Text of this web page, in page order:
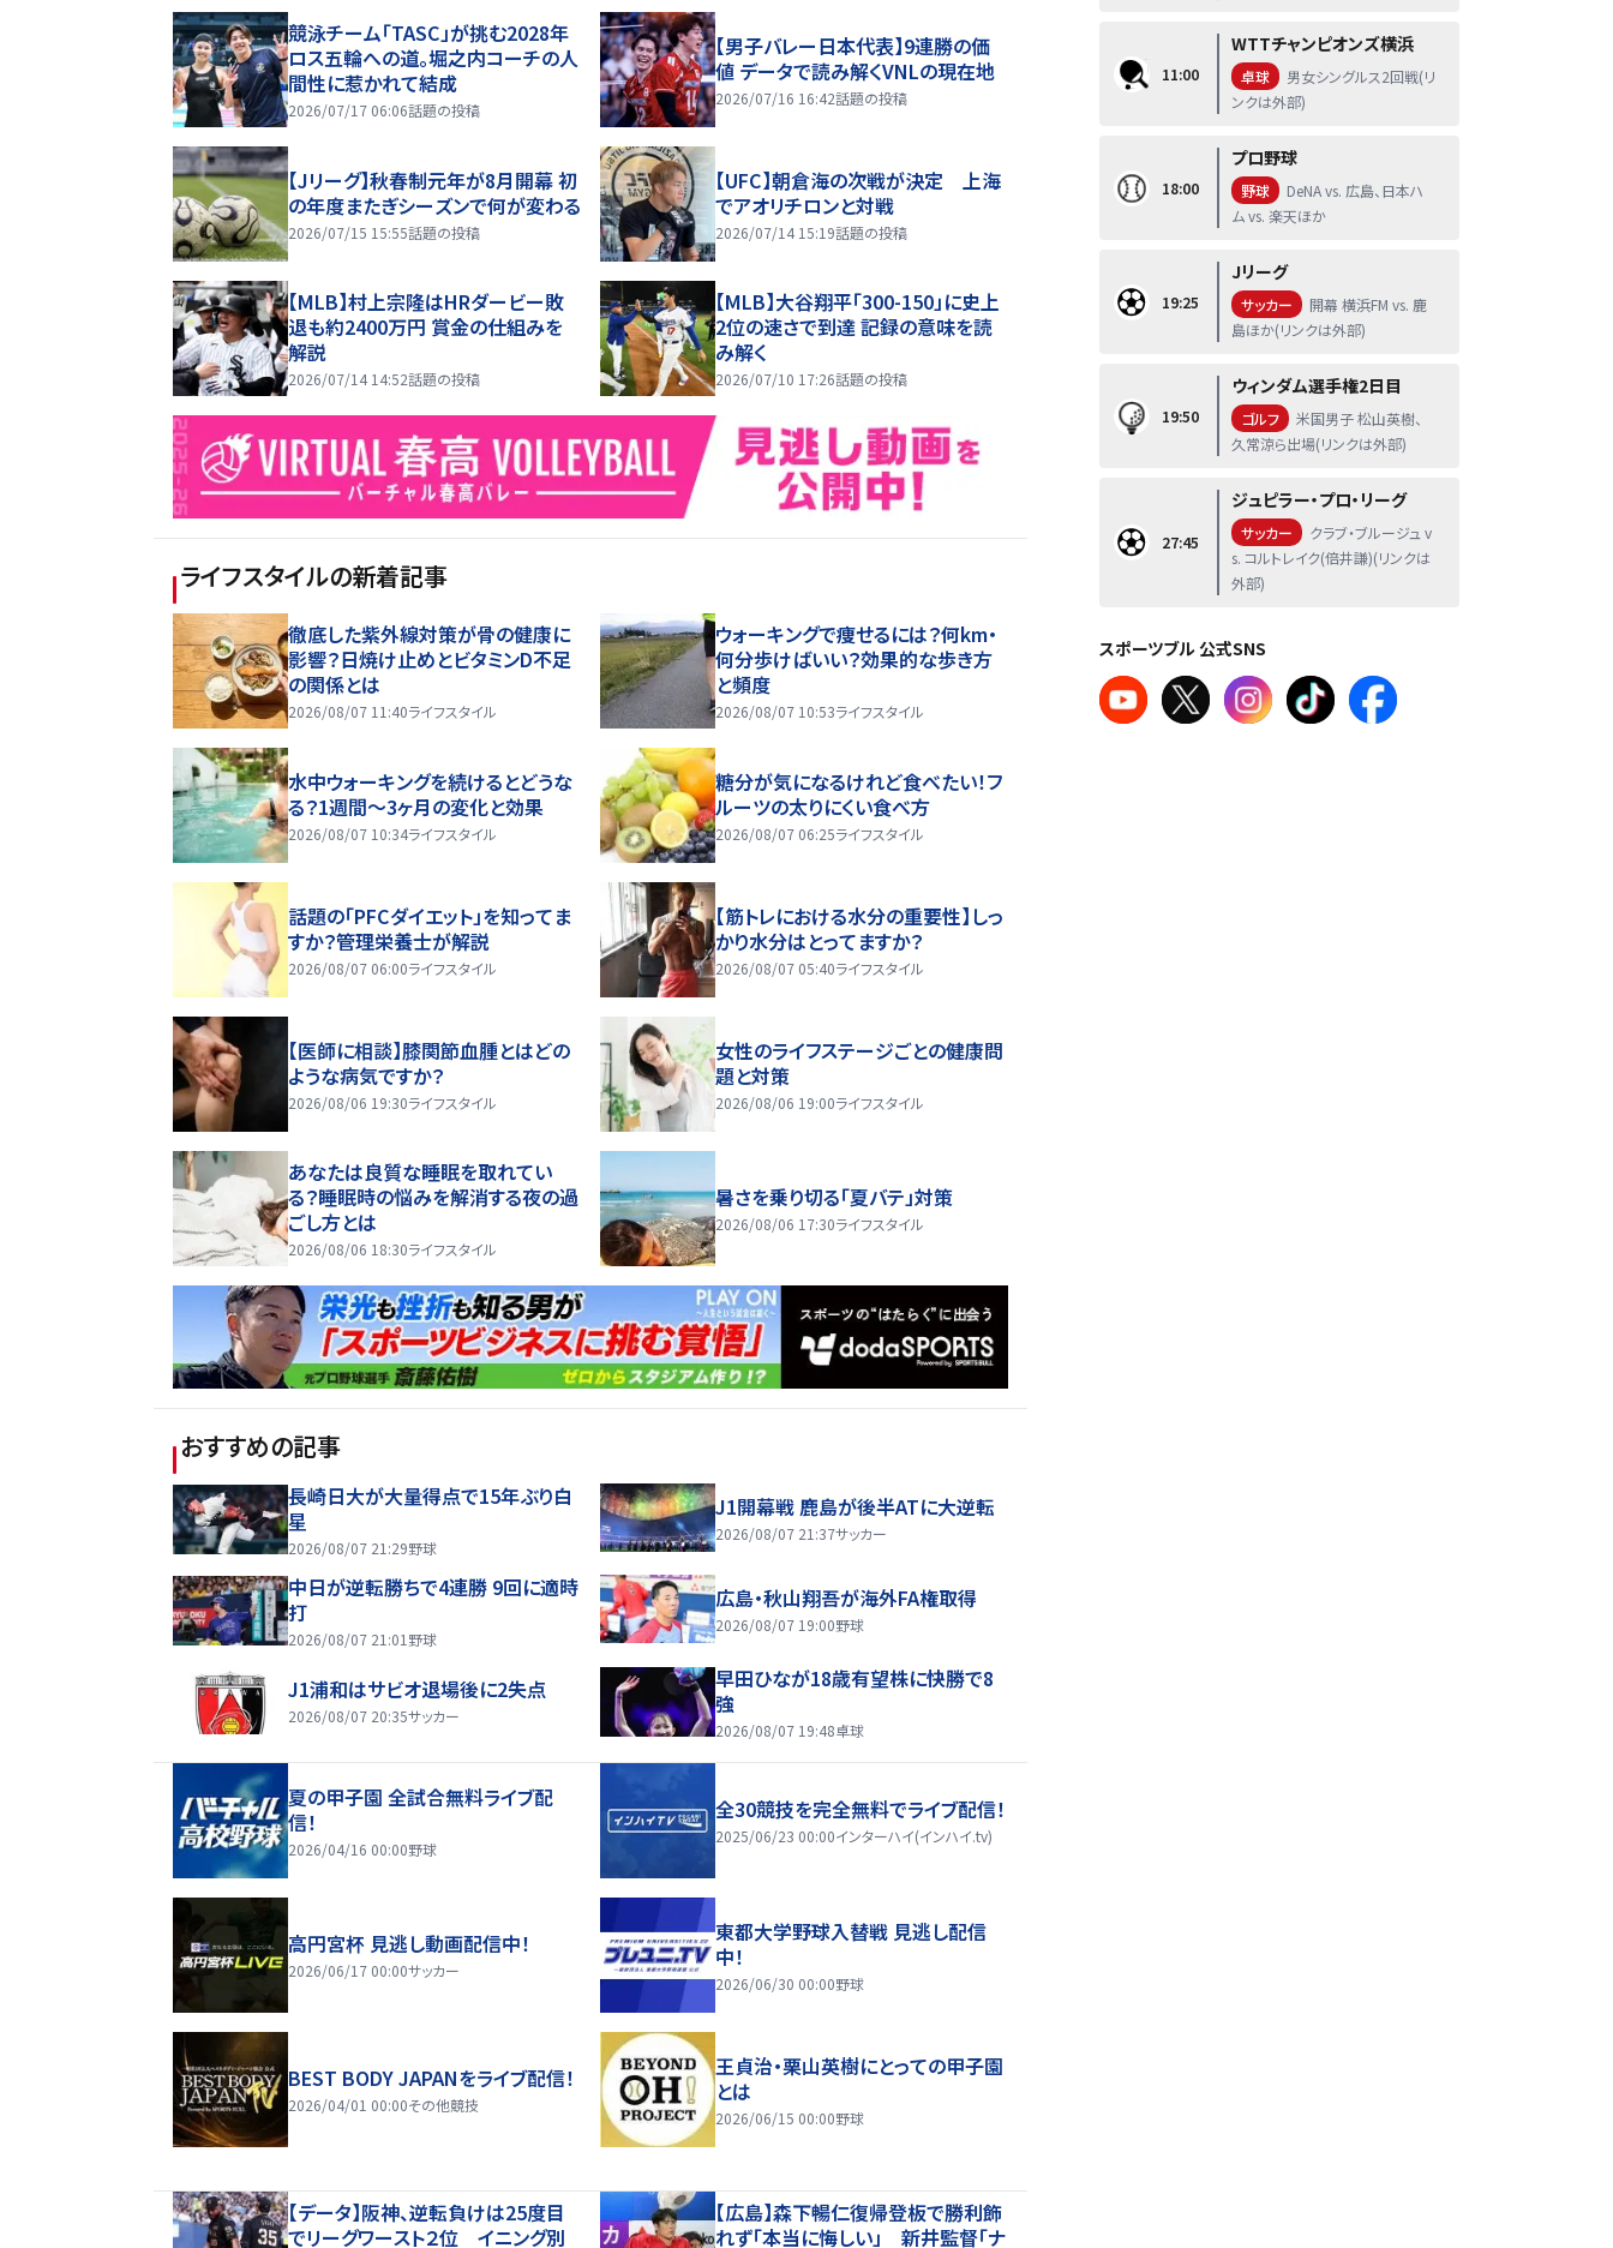
競泳チーム「TASC」が挑む2028年
ロス五輪への道。堀之内コーチの人
間性に惹かれて結成
2026/07/17 06:06話題の投稿
【男子バレー日本代表】9連勝の価
値 データで読み解くVNLの現在地
2026/07/16 16:42話題の投稿
【Jリーグ】秋春制元年が8月開幕 初
の年度またぎシーズンで何が変わる
2026/07/15 15:55話題の投稿
【UFC】朝倉海の次戦が決定 上海
でアオリチロンと対戦
2026/07/14 15:19話題の投稿
【MLB】村上宗隆はHRダービー敗
退も約2400万円 賞金の仕組みを
解説
2026/07/14 14:52話題の投稿
【MLB】大谷翔平「300-150」に史上
2位の速さで到達 記録の意味を読
み解く
2026/07/10 17:26話題の投稿
ライフスタイルの新着記事
徹底した紫外線対策が骨の健康に
影響？日焼け止めとビタミンD不足
の関係とは
2026/08/07 11:40ライフスタイル
ウォーキングで痩せるには？何km・
何分歩けばいい？効果的な歩き方
と頻度
2026/08/07 10:53ライフスタイル
水中ウォーキングを続けるとどうな
る？1週間～3ヶ月の変化と効果
2026/08/07 10:34ライフスタイル
糖分が気になるけれど食べたい！フ
ルーツの太りにくい食べ方
2026/08/07 06:25ライフスタイル
話題の「PFCダイエット」を知ってま
すか？管理栄養士が解説
2026/08/07 06:00ライフスタイル
【筋トレにおける水分の重要性】しっ
かり水分はとってますか？
2026/08/07 05:40ライフスタイル
【医師に相談】膝関節血腫とはどの
ような病気ですか？
2026/08/06 19:30ライフスタイル
女性のライフステージごとの健康問
題と対策
2026/08/06 19:00ライフスタイル
あなたは良質な睡眠を取れてい
る？睡眠時の悩みを解消する夜の過
ごし方とは
2026/08/06 18:30ライフスタイル
暑さを乗り切る「夏バテ」対策
2026/08/06 17:30ライフスタイル
おすすめの記事
長崎日大が大量得点で15年ぶり白
星
2026/08/07 21:29野球
J1開幕戦 鹿島が後半ATに大逆転
2026/08/07 21:37サッカー
中日が逆転勝ちで4連勝 9回に適時
打
2026/08/07 21:01 野球
広島・秋山翔吾が海外FA権取得
2026/08/07 19:00野球
J1浦和はサビオ退場後に2失点
2026/08/07 20:35サッカー
早田ひなが18歳有望株に快勝で8
強
2026/08/07 19:48卓球
夏の甲子園 全試合無料ライブ配
信！
2026/04/16 00:00野球
全30競技を完全無料でライブ配信！
2025/06/23 00:00インターハイ(インハイ.tv)
高円宮杯 見逃し動画配信中！
2026/06/17 00:00サッカー
東都大学野球入替戦 見逃し配信
中！
2026/06/30 00:00野球
BEST BODY JAPANをライブ配信！
2026/04/01 00:00その他競技
王貞治・栗山英樹にとっての甲子園
とは
2026/06/15 00:00野球
【データ】阪神、逆転負けは25度目
でリーグワースト２位 イニング別
【広島】森下暢仁復帰登板で勝利飾
れず「本当に悔しい」 新井監督「ナ
11:00
WTTチャンピオンズ横浜
卓球
男女シングルス2回戦(リ
ンクは外部)
18:00
プロ野球
野球
DeNA vs. 広島、日本ハ
ム vs. 楽天ほか
19:25
Jリーグ
サッカー
開幕 横浜FM vs. 鹿
島ほか(リンクは外部)
19:50
ウィンダム選手権2日目
ゴルフ
米国男子 松山英樹、
久常涼ら出場(リンクは外部)
27:45
ジュピラー・プロ・リーグ
サッカー
クラブ・ブルージュ v
s. コルトレイク(倍井謙)(リンクは
外部)
スポーツブル 公式SNS